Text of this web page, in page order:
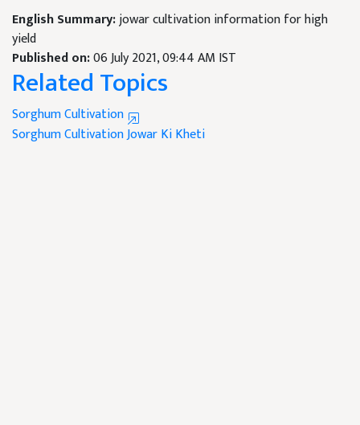
English Summary:jowar cultivation information for high
yield
Published on:06 July 2021, 09:44 AM IST
Related Topics
Sorghum Cultivation
Sorghum CultivationJowar Ki Kheti